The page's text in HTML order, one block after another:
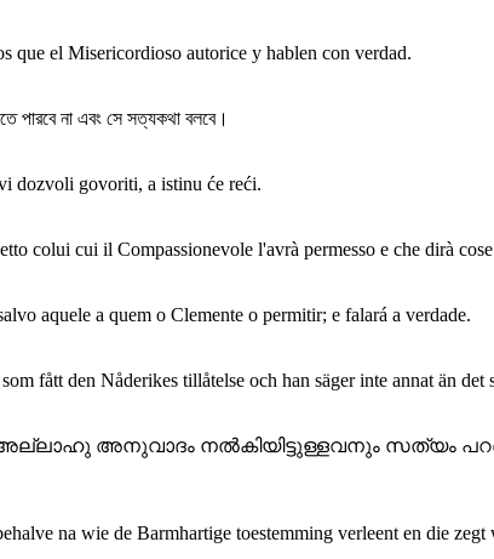
que el Misericordioso autorice y hablen con verdad.
পারবে না এবং সে সত্যকথা বলবে।
dozvoli govoriti, a istinu će reći.
colui cui il Compassionevole l'avrà permesso e che dirà
aquele a quem o Clemente o permitir; e falará a verdade.
fått den Nåderikes tillåtelse och han säger inte annat än det
അനുവാദം നല്‍കിയിട്ടുള്ളവനും സത്യം
na wie de Barmhartige toestemming verleent en die zegt